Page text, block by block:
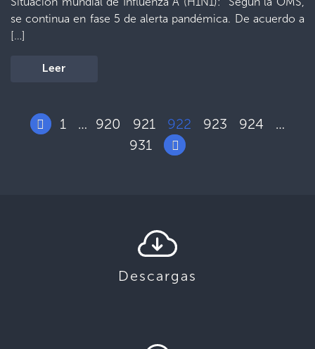
se continua en fase 5 de alerta pandémica. De acuerdo a
[…]
Leer
1 … 920 921 922 923 924 …
931
Descargas